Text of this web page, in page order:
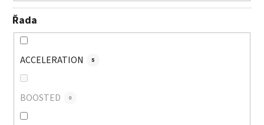
Řada
ACCELERATION 5
BOOSTED 0